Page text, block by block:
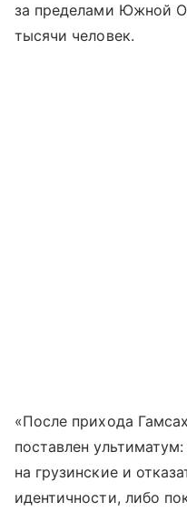
за пределами Южной
тысячи человек.
«После прихода
поставлен
на грузинские и
идентичности, либо